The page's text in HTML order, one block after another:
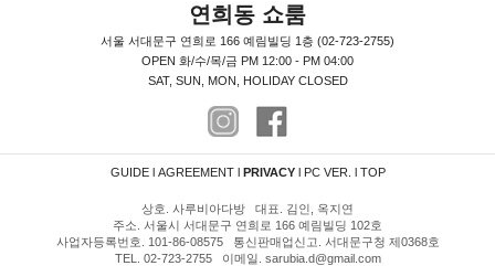
연희동 쇼룸
서울 서대문구 연희로 166 예림빌딩 1층 (02-723-2755)
OPEN 화/수/목/금 PM 12:00 - PM 04:00
SAT, SUN, MON, HOLIDAY CLOSED
GUIDEl AGREEMENTl PRIVACYl PC VER. l TOP
상호. 사루비아다방 대표. 김인, 옥지연
주소. 서울시 서대문구 연희로 166 예림빌딩 102호
사업자등록번호. 101-86-08575 통신판매업신고. 서대문구청 제0368호
TEL. 02-723-2755 이메일. sarubia.d@gmail.com